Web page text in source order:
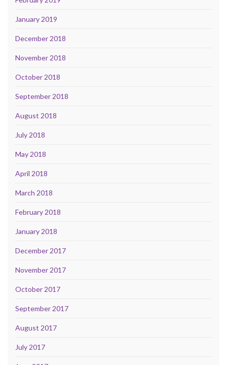
January 2019
December 2018
November 2018
October 2018
September 2018
August 2018
July 2018
May 2018
April 2018
March 2018
February 2018
January 2018
December 2017
November 2017
October 2017
September 2017
August 2017
July 2017